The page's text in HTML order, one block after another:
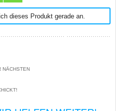
dieses Produkt gerade an.
NÄCHSTEN